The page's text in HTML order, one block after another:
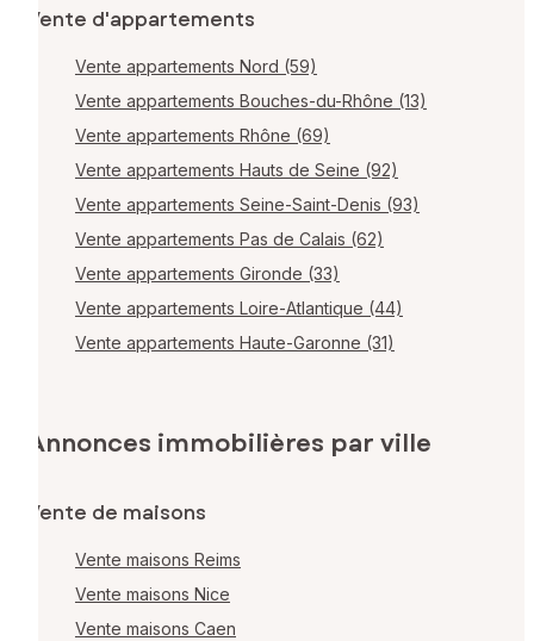
Vente d'appartements
Vente appartements Nord (59)
Vente appartements Bouches-du-Rhône (13)
Vente appartements Rhône (69)
Vente appartements Hauts de Seine (92)
Vente appartements Seine-Saint-Denis (93)
Vente appartements Pas de Calais (62)
Vente appartements Gironde (33)
Vente appartements Loire-Atlantique (44)
Vente appartements Haute-Garonne (31)
Annonces immobilières par ville
Vente de maisons
Vente maisons Reims
Vente maisons Nice
Vente maisons Caen